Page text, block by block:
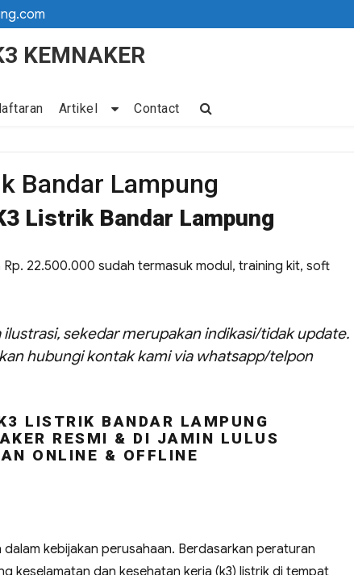
KEMNAKER
Artikel Contact
Bandar Lampung
Listrik Bandar Lampung
22.500.000 sudah termasuk modul, training kit, soft
ilustrasi, sekedar merupakan indikasi/tidak update.
hubungi kontak kami via whatsapp/telpon
LISTRIK BANDAR LAMPUNG
RESMI & DI JAMIN LULUS
ONLINE & OFFLINE
kebijakan perusahaan. Berdasarkan peraturan